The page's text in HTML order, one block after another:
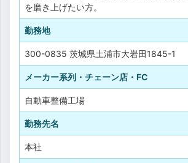
を磨き上げたい方。
勤務地
300-0835 茨城県土浦市大岩田1845-1
メーカー系列・チェーン店・FC
自動車整備工場
勤務先名
本社